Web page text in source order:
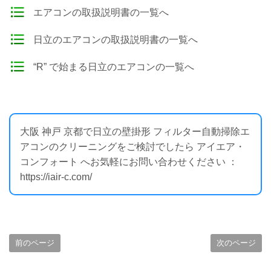
エアコンの取扱説明書の一覧へ
日立のエアコンの取扱説明書の一覧へ
“R” で始まる日立のエアコンの一覧へ
大阪 神戸 京都で日立の壁掛形 フィルター自動掃除エ
アコンのクリーニングをご検討でしたら アイエア・
コンフォート へお気軽にお問い合わせください ：
https://iair-c.com/
前のページ 次のページ